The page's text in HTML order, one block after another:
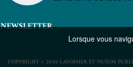
Lorsque vous
NEWSLETTER
COPYRIGHT © 2026 LAVOISIER ET NUXOS